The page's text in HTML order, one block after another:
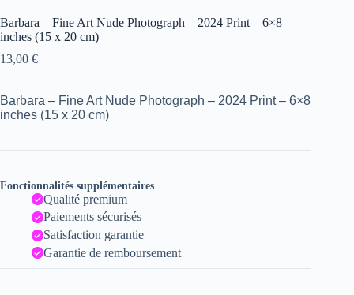
Barbara – Fine Art Nude Photograph – 2024 Print – 6×8
inches (15 x 20 cm)
13,00 €
Barbara – Fine Art Nude Photograph – 2024 Print – 6×8
inches (15 x 20 cm)
Fonctionnalités supplémentaires
Qualité premium
Paiements sécurisés
Satisfaction garantie
Garantie de remboursement